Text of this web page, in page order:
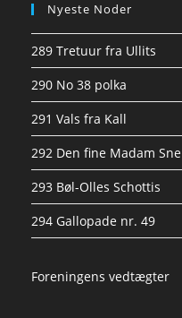
Nyeste Noder
289 Tretuur fra Ullits
290 No 38 polka
291 Vals fra Kall
292 Den fine Madam Sne
293 Bøl-Olles Schottis
294 Gallopade nr. 49
Foreningens vedtægter